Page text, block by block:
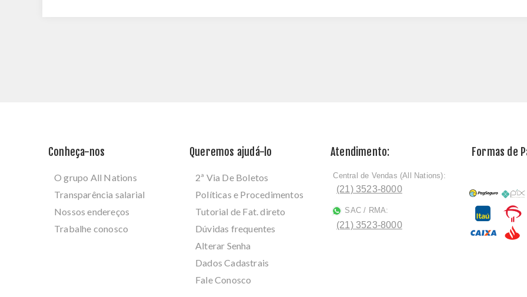
Conheça-nos
O grupo All Nations
Transparência salarial
Nossos endereços
Trabalhe conosco
Queremos ajudá-lo
2ª Via De Boletos
Políticas e Procedimentos
Tutorial de Fat. direto
Dúvidas frequentes
Alterar Senha
Dados Cadastrais
Fale Conosco
Atendimento:
ﾠCentral de Vendas (All Nations):
(21) 3523-8000
SAC / RMA:
(21) 3523-8000
Formas de